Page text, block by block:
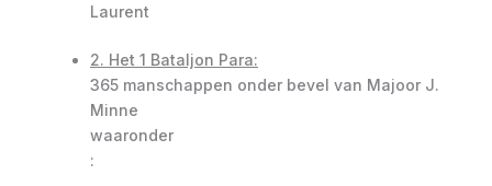
Laurent
2. Het 1 Bataljon Para:
365 manschappen onder bevel van Majoor J.
Minne
waaronder
: